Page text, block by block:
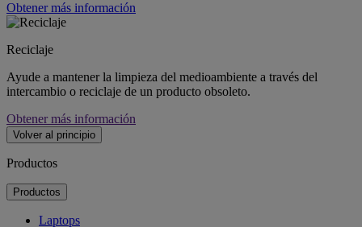
Obtener más información
Reciclaje
Ayude a mantener la limpieza del medioambiente a través del
intercambio o reciclaje de un producto obsoleto.
Obtener más información
Volver al principio
Productos
Productos
Laptops